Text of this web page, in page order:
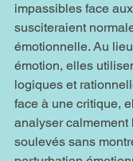
impassibles face
susciteraient
émotionnelle. Au
émotion, elles
logiques et
face à une critique,
analyser calmement
soulevés sans